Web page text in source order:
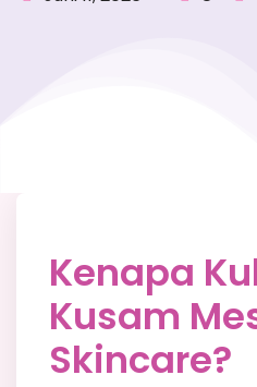
Kenapa
Kusam
Skincare?